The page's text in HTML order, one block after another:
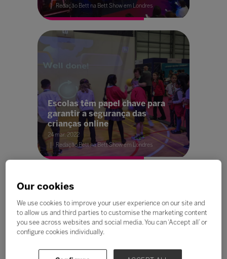
Redação Bett na Bett Show em Londres
Escolas têm papel chave para
garantir a segurança das
crianças online
24 mar. 2022
Redação Bett na Bett Show em Londres
Our cookies
We use cookies to improve your user experience on our site and
to allow us and third parties to customise the marketing content
you see across websites and social media. You can ‘Accept all’ or
configure cookies individually.